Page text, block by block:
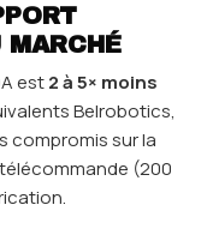
MARCHÉ
est2 à 5× moins
Belrobotics,
compromis sur la
(200